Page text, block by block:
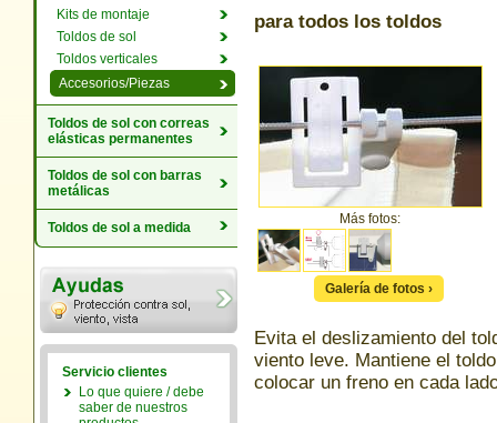
para todos los toldos
Más fotos:
Galería de fotos ›
Evita el deslizamiento del
viento leve. Mantiene el
colocar un freno en cada
Kits de montaje
Toldos de sol
Toldos verticales
Accesorios/Piezas
Toldos de sol con correas
elásticas permanentes
Toldos de sol con barras
metálicas
Toldos de sol a medida
Servicio clientes
Lo que quiere / debe
saber de nuestros